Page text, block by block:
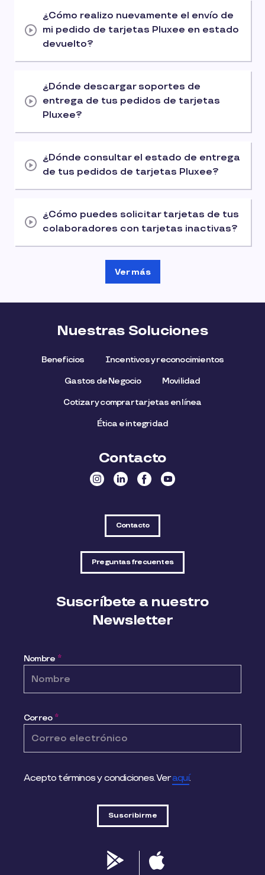
¿Cómo realizo nuevamente el envío de
mi pedido de tarjetas Pluxee en estado
devuelto?
¿Dónde descargar soportes de
entrega de tus pedidos de tarjetas
Pluxee?
¿Dónde consultar el estado de entrega
de tus pedidos de tarjetas Pluxee?
¿Cómo puedes solicitar tarjetas de tus
colaboradores con tarjetas inactivas?
Ver más
Nuestras Soluciones
Beneficios Incentivos y reconocimientos
Gastos de Negocio Movilidad
Cotizar y comprar tarjetas en línea
Ética e integridad
Contacto
Contacto
Preguntas frecuentes
Suscríbete a nuestro
Newsletter
Nombre *
Correo *
Acepto términos y condiciones. Veraquí.